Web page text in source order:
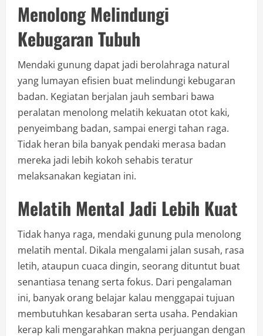
Menolong Melindungi
Kebugaran Tubuh
Mendaki gunung dapat jadi berolahraga natural
yang lumayan efisien buat melindungi kebugaran
badan. Kegiatan berjalan jauh sembari bawa
peralatan menolong melatih kekuatan otot kaki,
penyeimbang badan, sampai energi tahan raga.
Tidak heran bila banyak pendaki merasa badan
mereka jadi lebih kokoh sehabis teratur
melaksanakan kegiatan ini.
Melatih Mental Jadi Lebih Kuat
Tidak hanya raga, mendaki gunung pula menolong
melatih mental. Dikala mengalami jalan susah, rasa
letih, ataupun cuaca dingin, seorang dituntut buat
senantiasa tenang serta fokus. Dari pengalaman
ini, banyak orang belajar kalau menggapai tujuan
membutuhkan kesabaran serta usaha. Pendakian
kerap kali mengarahkan makna perjuangan dengan